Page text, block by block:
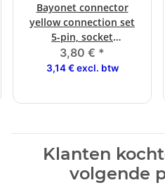
Bayonet connector
yellow connection set
5-pin, socket
instructions
3,80 € *
3,14 € excl. btw
Klanten
volgende